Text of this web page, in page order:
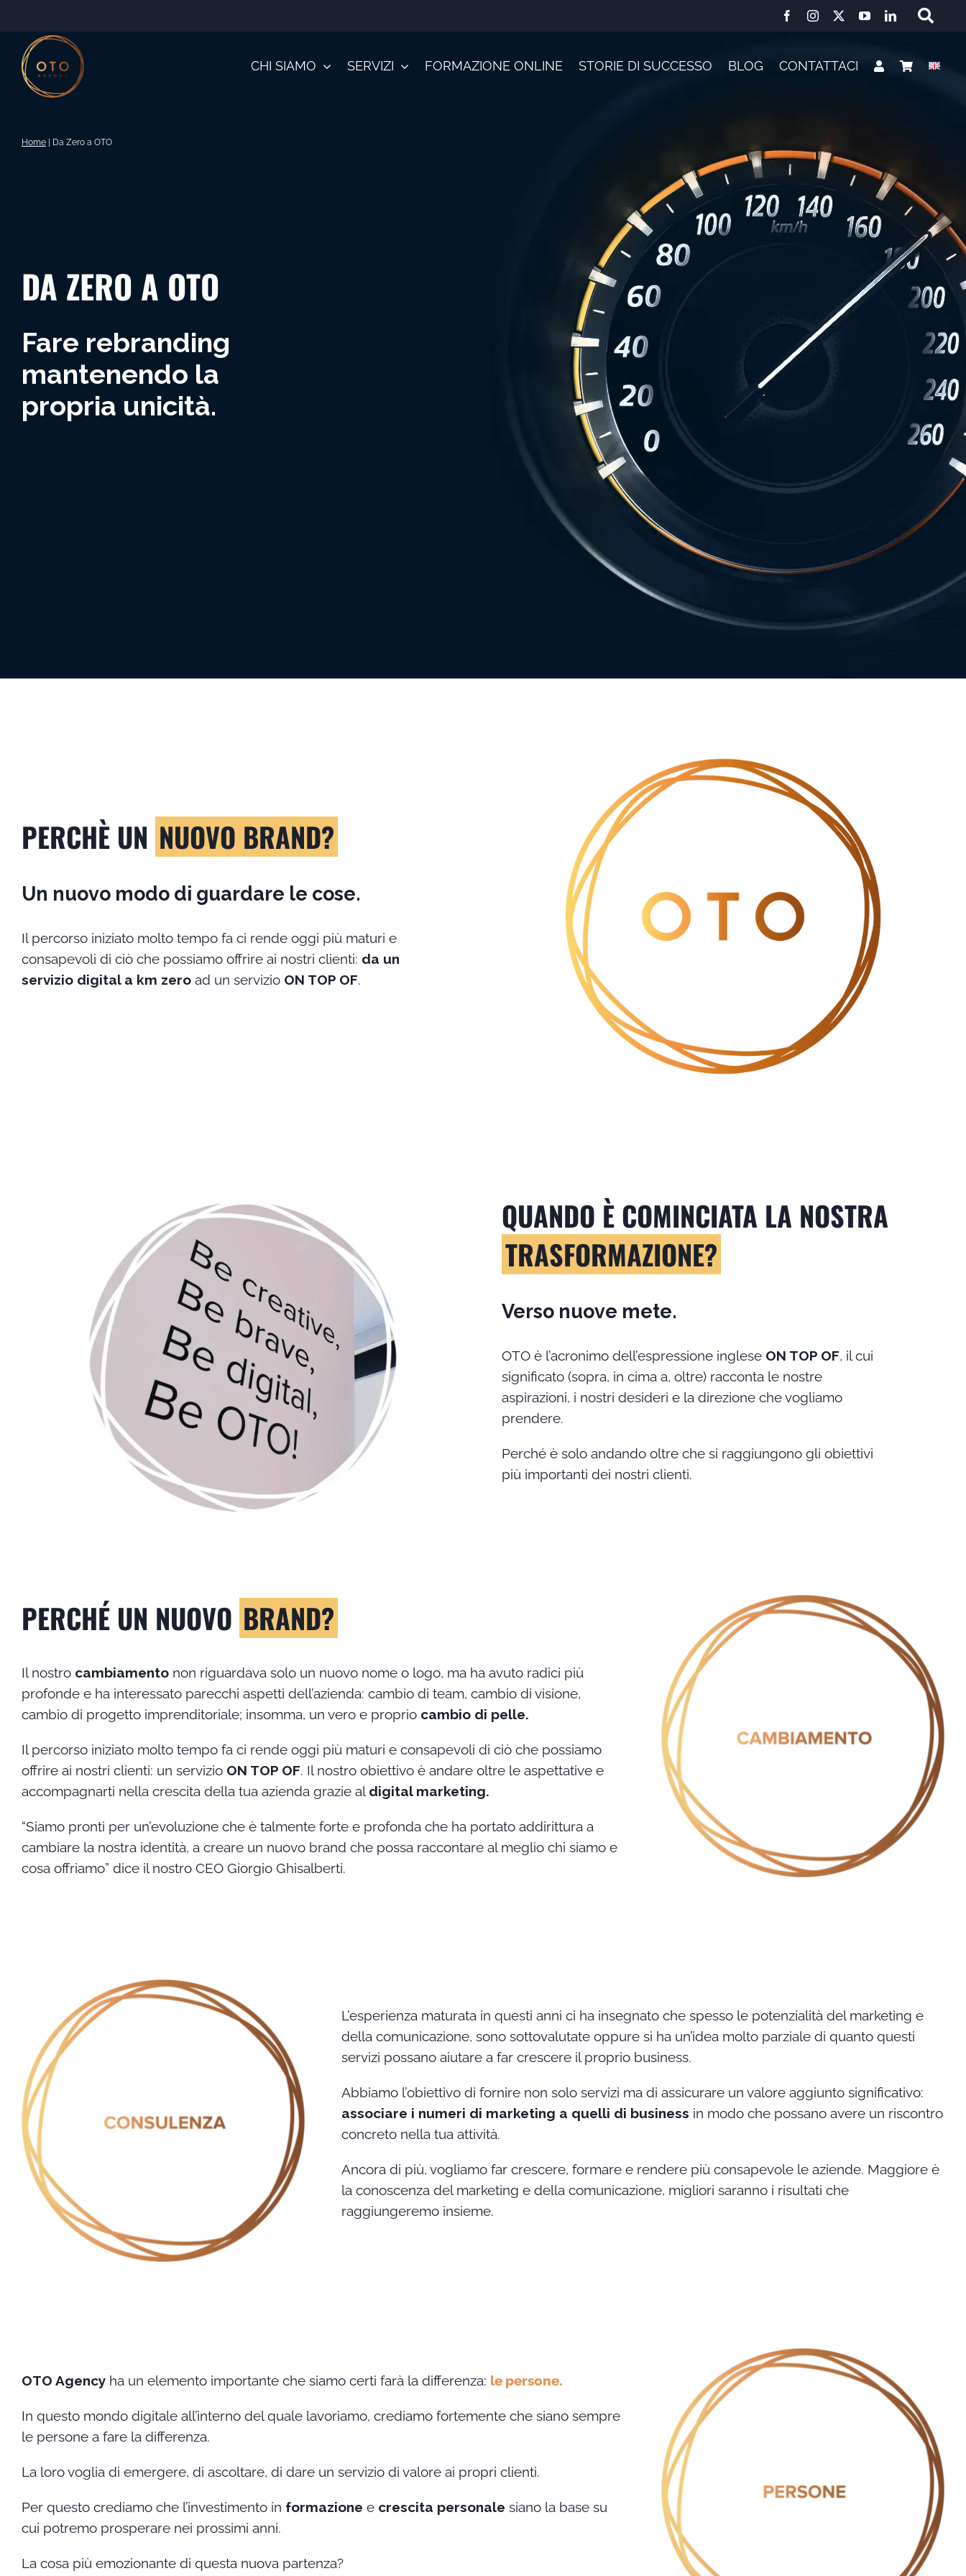
al
contenuto
CHI SIAMO SERVIZI FORMAZIONE ONLINE STORIE DI SUCCESSO BLOG CONTATTACI
Home| Da Zero a OTO
DA ZERO A OTO
Fare rebranding
mantenendo la
propria unicità.
PERCHÈ UN NUOVO BRAND?
Un nuovo modo di guardare le cose.
Il percorso iniziato molto tempo fa ci rende oggi più maturi e
consapevoli di ciò che possiamo offrire ai nostri clienti: da un
servizio digital a km zeroad un servizio ON TOP OF.
QUANDO È COMINCIATA LA NOSTRA
TRASFORMAZIONE?
Verso nuove mete.
OTO è l’acronimo dell’espressione inglese ON TOP OF, il cui
significato (sopra, in cima a, oltre) racconta le nostre
aspirazioni, i nostri desideri e la direzione che vogliamo
prendere.
Perché è solo andando oltre che si raggiungono gli obiettivi
più importanti dei nostri clienti.
PERCHÉ UN NUOVO BRAND?
Il nostro cambiamentonon riguardava solo un nuovo nome o logo, ma ha avuto radici più
profonde e ha interessato parecchi aspetti dell’azienda: cambio di team, cambio di visione,
cambio di progetto imprenditoriale; insomma, un vero e proprio cambio di pelle.
Il percorso iniziato molto tempo fa ci rende oggi più maturi e consapevoli di ciò che possiamo
offrire ai nostri clienti: un servizio ON TOP OF. Il nostro obiettivo è andare oltre le aspettative e
accompagnarti nella crescita della tua azienda grazie al digital marketing.
“Siamo pronti per un’evoluzione che è talmente forte e profonda che ha portato addirittura a
cambiare la nostra identità, a creare un nuovo brand che possa raccontare al meglio chi siamo e
cosa offriamo” dice il nostro CEO Giorgio Ghisalberti.
L’esperienza maturata in questi anni ci ha insegnato che spesso le potenzialità del marketing e
della comunicazione, sono sottovalutate oppure si ha un’idea molto parziale di quanto questi
servizi possano aiutare a far crescere il proprio business.
Abbiamo l’obiettivo di fornire non solo servizi ma di assicurare un valore aggiunto significativo:
associare i numeri di marketing a quelli di business in modo che possano avere un riscontro
concreto nella tua attività.
Ancora di più, vogliamo far crescere, formare e rendere più consapevole le aziende. Maggiore è
la conoscenza del marketing e della comunicazione, migliori saranno i risultati che
raggiungeremo insieme.
OTO Agencyha un elemento importante che siamo certi farà la differenza: le persone.
In questo mondo digitale all’interno del quale lavoriamo, crediamo fortemente che siano sempre
le persone a fare la differenza.
La loro voglia di emergere, di ascoltare, di dare un servizio di valore ai propri clienti.
Per questo crediamo che l’investimento in formazione e crescita personale siano la base su
cui potremo prosperare nei prossimi anni.
La cosa più emozionante di questa nuova partenza?